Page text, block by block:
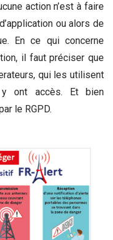
action n’est à faire
ou alors de
En ce qui concerne
il faut préciser que
qui les utilisent
ont accès. Et bien
le RGPD.